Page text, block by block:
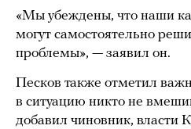
«Мы убеждены, что наши
могут самостоятельно
проблемы», — заявил он.
Песков также отметил
в ситуацию никто не
добавил чиновник, власти